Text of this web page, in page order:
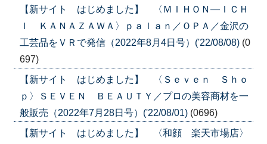
【新サイト はじめました】 〈ＭＩＨＯＮ―ＩＣＨ
Ｉ ＫＡＮＡＺＡＷＡ〉ｐａｌａｎ／ＯＰＡ／金沢の
工芸品をＶＲで発信（2022年8月4日号）('22/08/08) (0
697)
【新サイト はじめました】 〈Ｓｅｖｅｎ Ｓｈｏ
ｐ〉ＳＥＶＥＮ ＢＥＡＵＴＹ／プロの美容商材を一
般販売（2022年7月28日号）('22/08/01) (0696)
【新サイト はじめました】 〈和顔 楽天市場店〉